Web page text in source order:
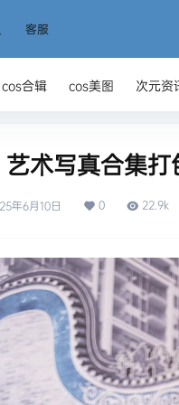
客服
cos合辑 cos美图 次元资
术写真合集打
25年6月10日 0 22.9k